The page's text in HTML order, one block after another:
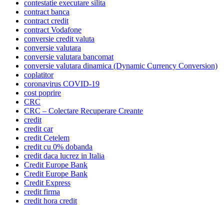
contestatie executare silita
contract banca
contract credit
contract Vodafone
conversie credit valuta
conversie valutara
conversie valutara bancomat
conversie valutara dinamica (Dynamic Currency Conversion)
coplatitor
coronavirus COVID-19
cost poprire
CRC
CRC – Colectare Recuperare Creante
credit
credit car
credit Cetelem
credit cu 0% dobanda
credit daca lucrez in Italia
Credit Europe Bank
Credit Europe Bank
Credit Express
credit firma
credit hora credit